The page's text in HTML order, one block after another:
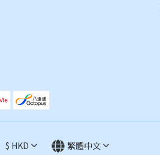
$ HKD 繁體中文